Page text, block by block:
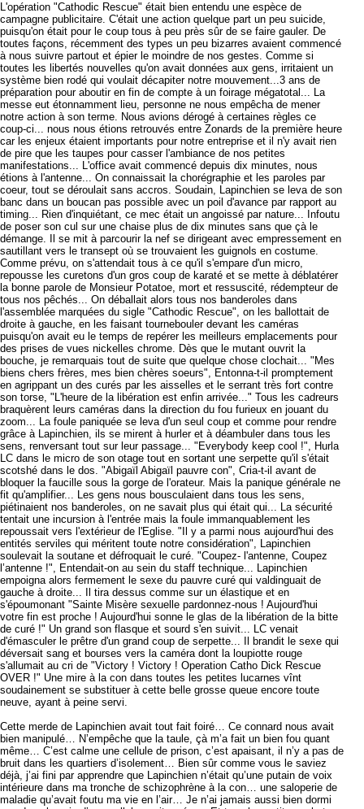
L'opération "Cathodic Rescue" était bien entendu une espèce de
campagne publicitaire. C'était une action quelque part un peu suicide,
puisqu'on était pour le coup tous à peu près sûr de se faire gauler. De
toutes façons, récemment des types un peu bizarres avaient commencé
à nous suivre partout et épier le moindre de nos gestes. Comme si
toutes les libertés nouvelles qu'on avait données aux gens, irritaient un
système bien rodé qui voulait décapiter notre mouvement...3 ans de
préparation pour aboutir en fin de compte à un foirage mégatotal... La
messe eut étonnamment lieu, personne ne nous empêcha de mener
notre action à son terme. Nous avions dérogé à certaines règles ce
coup-ci... nous nous étions retrouvés entre Zonards de la première heure
car les enjeux étaient importants pour notre entreprise et il n'y avait rien
de pire que les taupes pour casser l'ambiance de nos petites
manifestations... L'office avait commencé depuis dix minutes, nous
étions à l'antenne... On connaissait la chorégraphie et les paroles par
coeur, tout se déroulait sans accros. Soudain, Lapinchien se leva de son
banc dans un boucan pas possible avec un poil d'avance par rapport au
timing... Rien d'inquiétant, ce mec était un angoissé par nature... Infoutu
de poser son cul sur une chaise plus de dix minutes sans que çà le
démange. Il se mit à parcourir la nef se dirigeant avec empressement en
sautillant vers le transept où se trouvaient les guignols en costume.
Comme prévu, on s'attendait tous à ce qu'il s'empare d'un micro,
repousse les curetons d'un gros coup de karaté et se mette à déblatérer
la bonne parole de Monsieur Potatoe, mort et ressuscité, rédempteur de
tous nos pêchés... On déballait alors tous nos banderoles dans
l'assemblée marquées du sigle "Cathodic Rescue", on les ballottait de
droite à gauche, en les faisant tournebouler devant les caméras
puisqu'on avait eu le temps de repérer les meilleurs emplacements pour
des prises de vues nickelles chrome. Dès que le mutant ouvrit la
bouche, je remarquais tout de suite que quelque chose clochait... "Mes
biens chers frères, mes bien chères soeurs", Entonna-t-il promptement
en agrippant un des curés par les aisselles et le serrant très fort contre
son torse, "L'heure de la libération est enfin arrivée..." Tous les cadreurs
braquèrent leurs caméras dans la direction du fou furieux en jouant du
zoom... La foule paniquée se leva d'un seul coup et comme pour rendre
grâce à Lapinchien, ils se mirent à hurler et à déambuler dans tous les
sens, renversant tout sur leur passage... "Everybody keep cool !", Hurla
LC dans le micro de son otage tout en sortant une serpette qu'il s'était
scotshé dans le dos. "Abigaïl Abigaïl pauvre con", Cria-t-il avant de
bloquer la faucille sous la gorge de l'orateur. Mais la panique générale ne
fit qu'amplifier... Les gens nous bousculaient dans tous les sens,
piétinaient nos banderoles, on ne savait plus qui était qui... La sécurité
tentait une incursion à l'entrée mais la foule immanquablement les
repoussait vers l'extérieur de l'Eglise. "Il y a parmi nous aujourd'hui des
entités serviles qui méritent toute notre considération", Lapinchien
soulevait la soutane et défroquait le curé. "Coupez- l'antenne, Coupez
l’antenne !", Entendait-on au sein du staff technique... Lapinchien
empoigna alors fermement le sexe du pauvre curé qui valdinguait de
gauche à droite... Il tira dessus comme sur un élastique et en
s'époumonant "Sainte Misère sexuelle pardonnez-nous ! Aujourd'hui
votre fin est proche ! Aujourd'hui sonne le glas de la libération de la bitte
de curé !" Un grand son flasque et sourd s'en suivit... LC venait
d'émasculer le prêtre d'un grand coup de serpette... Il brandit le sexe qui
déversait sang et bourses vers la caméra dont la loupiotte rouge
s'allumait au cri de "Victory ! Victory ! Operation Catho Dick Rescue
OVER !" Une mire à la con dans toutes les petites lucarnes vînt
soudainement se substituer à cette belle grosse queue encore toute
neuve, ayant à peine servi.
Cette merde de Lapinchien avait tout fait foiré… Ce connard nous avait
bien manipulé… N’empêche que la taule, çà m’a fait un bien fou quant
même… C’est calme une cellule de prison, c’est apaisant, il n’y a pas de
bruit dans les quartiers d’isolement… Bien sûr comme vous le saviez
déjà, j’ai fini par apprendre que Lapinchien n’était qu’une putain de voix
intérieure dans ma tronche de schizophrène à la con… une saloperie de
maladie qu’avait foutu ma vie en l’air… Je n’ai jamais aussi bien dormi